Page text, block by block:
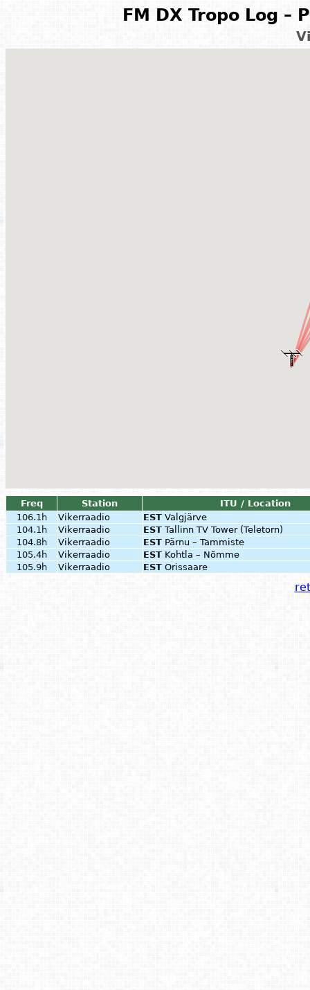
FM DX Tropo Log –
Freq Station
ITU / Location
106.1h
Vikerraadio EST Valgjärve
104.1h
Vikerraadio EST Tallinn TV Tower (Teletorn)
104.8h
Vikerraadio EST Pärnu – Tammiste
105.4h
Vikerraadio EST Kohtla – Nõmme
105.9h
Vikerraadio EST Orissaare